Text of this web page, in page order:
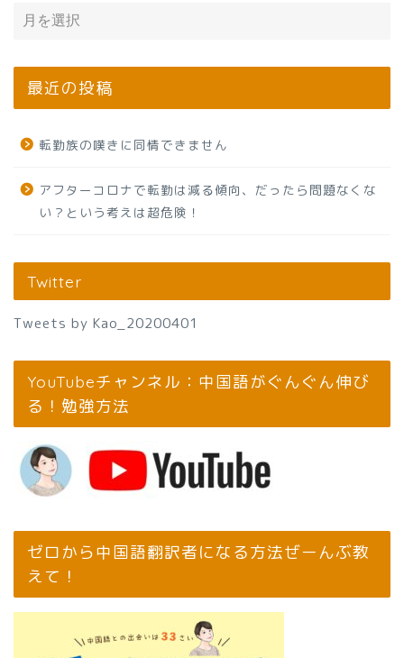
最近の投稿
転勤族の嘆きに同情できません
アフターコロナで転勤は減る傾向、だったら問題なくな
い？という考えは超危険！
Twitter
Tweets by Kao_20200401
YouTubeチャンネル：中国語がぐんぐん伸び
る！勉強方法
ゼロから中国語翻訳者になる方法ぜーんぶ教
えて！